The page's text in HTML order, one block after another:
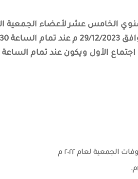
الخامس عشر لأعضاء الجمعية
الأول ويكون عند تمام الساعة
الجمعية لعام ٢٠٢٢ م